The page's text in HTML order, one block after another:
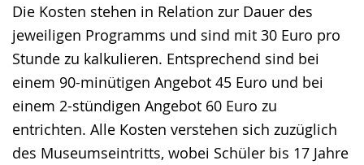
Die Kosten stehen in Relation zur Dauer des
jeweiligen Programms und sind mit 30 Euro pro
Stunde zu kalkulieren. Entsprechend sind bei
einem 90-minütigen Angebot 45 Euro und bei
einem 2-stündigen Angebot 60 Euro zu
entrichten. Alle Kosten verstehen sich zuzüglich
des Museumseintritts, wobei Schüler bis 17 Jahre